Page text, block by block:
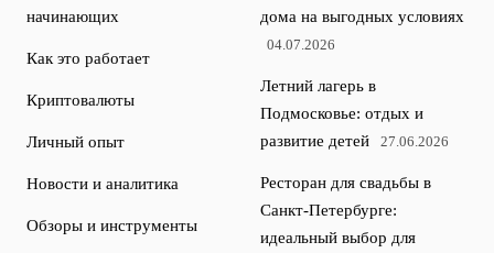
начинающих
Как это работает
Криптовалюты
Личный опыт
Новости и аналитика
Обзоры и инструменты
дома на выгодных условиях
04.07.2026
Летний лагерь в
Подмосковье: отдых и
развитие детей
27.06.2026
Ресторан для свадьбы в
Санкт-Петербурге:
идеальный выбор для